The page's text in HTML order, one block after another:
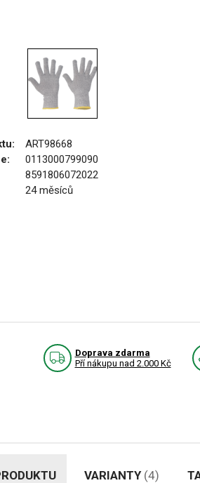
ART98668
0113000799090
8591806072022
24 měsíců
Doprava zdarma
Pří nákupu nad 2.000 Kč
VARIANTY (4)